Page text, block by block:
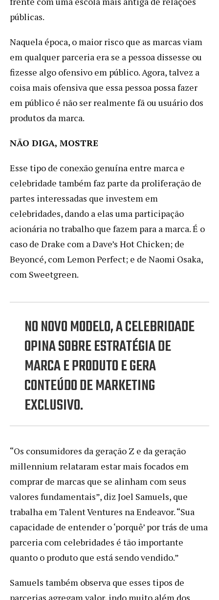
públicas.
Naquela época, o maior risco que as marcas viam
em qualquer parceria era se a pessoa dissesse ou
fizesse algo ofensivo em público. Agora, talvez a
coisa mais ofensiva que essa pessoa possa fazer
em público é não ser realmente fã ou usuário dos
produtos da marca.
NÃO DIGA, MOSTRE
Esse tipo de conexão genuína entre marca e
celebridade também faz parte da proliferação de
partes interessadas que investem em
celebridades, dando a elas uma participação
acionária no trabalho que fazem para a marca. É o
caso de Drake com a Dave’s Hot Chicken; de
Beyoncé, com Lemon Perfect; e de Naomi Osaka,
com Sweetgreen.
NO NOVO MODELO, A CELEBRIDADE
OPINA SOBRE ESTRATÉGIA DE
MARCA E PRODUTO E GERA
CONTEÚDO DE MARKETING
EXCLUSIVO.
“Os consumidores da geração Z e da geração
millennium relataram estar mais focados em
comprar de marcas que se alinham com seus
valores fundamentais”, diz Joel Samuels, que
trabalha em Talent Ventures na Endeavor. “Sua
capacidade de entender o ‘porquê’ por trás de uma
parceria com celebridades é tão importante
quanto o produto que está sendo vendido.”
Samuels também observa que esses tipos de
parcerias agregam valor, indo muito além dos